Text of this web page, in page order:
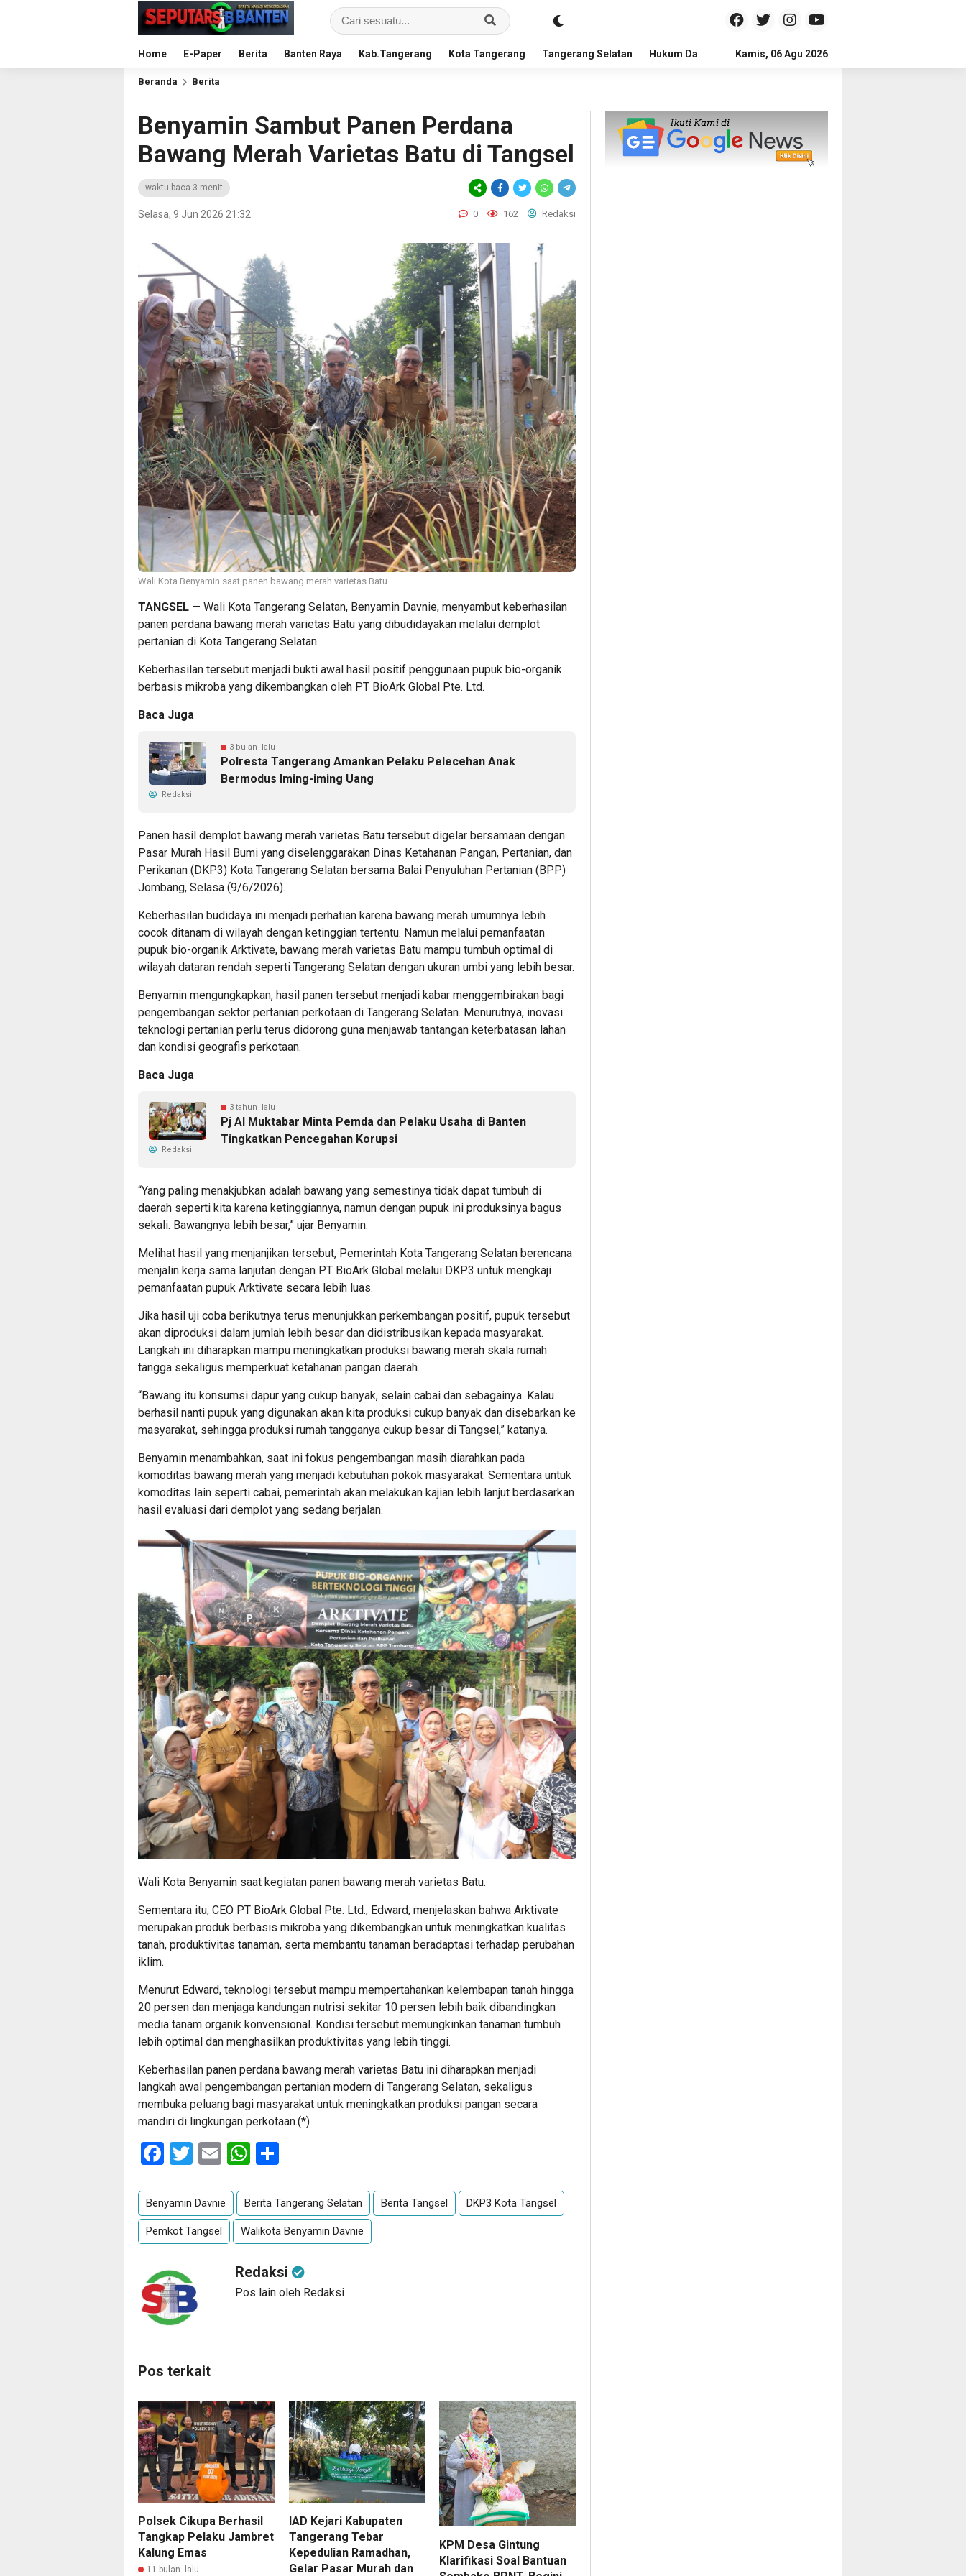
Home E-Paper Berita Banten Raya Kab.Tangerang Kota Tangerang Tangerang Selatan Hukum Dan Kriminal Politik Pendidikan
Kamis, 06 Agu 2026
Beranda Berita
Benyamin Sambut Panen Perdana
Bawang Merah Varietas Batu di Tangsel
waktu baca 3 menit
Selasa, 9 Jun 2026 21:32 0 162 Redaksi
Wali Kota Benyamin saat panen bawang merah varietas Batu.
TANGSEL — Wali Kota Tangerang Selatan, Benyamin Davnie, menyambut keberhasilan
panen perdana bawang merah varietas Batu yang dibudidayakan melalui demplot
pertanian di Kota Tangerang Selatan.
Keberhasilan tersebut menjadi bukti awal hasil positif penggunaan pupuk bio-organik
berbasis mikroba yang dikembangkan oleh PT BioArk Global Pte. Ltd.
Baca Juga
3 bulan lalu
Polresta Tangerang Amankan Pelaku Pelecehan Anak
Bermodus Iming-iming Uang
Redaksi
Panen hasil demplot bawang merah varietas Batu tersebut digelar bersamaan dengan
Pasar Murah Hasil Bumi yang diselenggarakan Dinas Ketahanan Pangan, Pertanian, dan
Perikanan (DKP3) Kota Tangerang Selatan bersama Balai Penyuluhan Pertanian (BPP)
Jombang, Selasa (9/6/2026).
Keberhasilan budidaya ini menjadi perhatian karena bawang merah umumnya lebih
cocok ditanam di wilayah dengan ketinggian tertentu. Namun melalui pemanfaatan
pupuk bio-organik Arktivate, bawang merah varietas Batu mampu tumbuh optimal di
wilayah dataran rendah seperti Tangerang Selatan dengan ukuran umbi yang lebih besar.
Benyamin mengungkapkan, hasil panen tersebut menjadi kabar menggembirakan bagi
pengembangan sektor pertanian perkotaan di Tangerang Selatan. Menurutnya, inovasi
teknologi pertanian perlu terus didorong guna menjawab tantangan keterbatasan lahan
dan kondisi geografis perkotaan.
Baca Juga
3 tahun lalu
Pj Al Muktabar Minta Pemda dan Pelaku Usaha di Banten
Tingkatkan Pencegahan Korupsi
Redaksi
“Yang paling menakjubkan adalah bawang yang semestinya tidak dapat tumbuh di
daerah seperti kita karena ketinggiannya, namun dengan pupuk ini produksinya bagus
sekali. Bawangnya lebih besar,” ujar Benyamin.
Melihat hasil yang menjanjikan tersebut, Pemerintah Kota Tangerang Selatan berencana
menjalin kerja sama lanjutan dengan PT BioArk Global melalui DKP3 untuk mengkaji
pemanfaatan pupuk Arktivate secara lebih luas.
Jika hasil uji coba berikutnya terus menunjukkan perkembangan positif, pupuk tersebut
akan diproduksi dalam jumlah lebih besar dan didistribusikan kepada masyarakat.
Langkah ini diharapkan mampu meningkatkan produksi bawang merah skala rumah
tangga sekaligus memperkuat ketahanan pangan daerah.
“Bawang itu konsumsi dapur yang cukup banyak, selain cabai dan sebagainya. Kalau
berhasil nanti pupuk yang digunakan akan kita produksi cukup banyak dan disebarkan ke
masyarakat, sehingga produksi rumah tangganya cukup besar di Tangsel,” katanya.
Benyamin menambahkan, saat ini fokus pengembangan masih diarahkan pada
komoditas bawang merah yang menjadi kebutuhan pokok masyarakat. Sementara untuk
komoditas lain seperti cabai, pemerintah akan melakukan kajian lebih lanjut berdasarkan
hasil evaluasi dari demplot yang sedang berjalan.
Wali Kota Benyamin saat kegiatan panen bawang merah varietas Batu.
Sementara itu, CEO PT BioArk Global Pte. Ltd., Edward, menjelaskan bahwa Arktivate
merupakan produk berbasis mikroba yang dikembangkan untuk meningkatkan kualitas
tanah, produktivitas tanaman, serta membantu tanaman beradaptasi terhadap perubahan
iklim.
Menurut Edward, teknologi tersebut mampu mempertahankan kelembapan tanah hingga
20 persen dan menjaga kandungan nutrisi sekitar 10 persen lebih baik dibandingkan
media tanam organik konvensional. Kondisi tersebut memungkinkan tanaman tumbuh
lebih optimal dan menghasilkan produktivitas yang lebih tinggi.
Keberhasilan panen perdana bawang merah varietas Batu ini diharapkan menjadi
langkah awal pengembangan pertanian modern di Tangerang Selatan, sekaligus
membuka peluang bagi masyarakat untuk meningkatkan produksi pangan secara
mandiri di lingkungan perkotaan.(*)
Facebook
Twitter
EmailWhatsApp
Benyamin Davnie Berita Tangerang Selatan Berita Tangsel DKP3 Kota Tangsel
Pemkot Tangsel Walikota Benyamin Davnie
Redaksi
Pos lain oleh Redaksi
Pos terkait
Polsek Cikupa Berhasil
Tangkap Pelaku Jambret
Kalung Emas
11 bulan lalu
IAD Kejari Kabupaten
Tangerang Tebar
Kepedulian Ramadhan,
Gelar Pasar Murah dan
KPM Desa Gintung
Klarifikasi Soal Bantuan